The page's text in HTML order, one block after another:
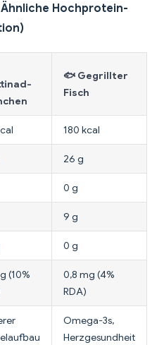
Hochprotein-
🐟 Gegrillter
Fisch
180 kcal
26 g
0 g
9 g
0 g
(10%
0,8 mg (4%
RDA)
Omega-3s,
Herzgesundheit